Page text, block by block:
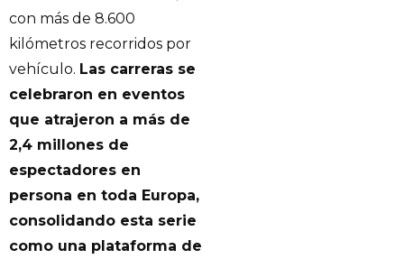
con más de 8.600
kilómetros recorridos por
vehículo. Las carreras se
celebraron en eventos
que atrajeron a más de
2,4 millones de
espectadores en
persona en toda Europa,
consolidando esta serie
como una plataforma de